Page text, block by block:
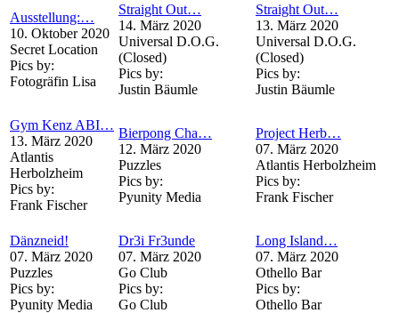
Ausstellung:…
10. Oktober 2020
Secret Location
Pics by:
Fotogräfin Lisa
Straight Out…
14. März 2020
Universal D.O.G.
(Closed)
Pics by:
Justin Bäumle
Straight Out…
13. März 2020
Universal D.O.G.
(Closed)
Pics by:
Justin Bäumle
Gym Kenz ABI…
13. März 2020
Atlantis
Herbolzheim
Pics by:
Frank Fischer
Bierpong Cha…
12. März 2020
Puzzles
Pics by:
Pyunity Media
Project Herb…
07. März 2020
Atlantis Herbolzheim
Pics by:
Frank Fischer
Dänzneid!
07. März 2020
Puzzles
Pics by:
Pyunity Media
Dr3i Fr3unde
07. März 2020
Go Club
Pics by:
Go Club
Long Island…
07. März 2020
Othello Bar
Pics by:
Othello Bar